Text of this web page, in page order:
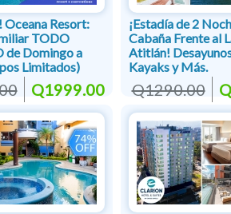
Oceana Resort:
TODO
de Domingo a
Limitados)
Q1999.00
¡Estadía de 2
Cabaña Frente al
Atitlán!
Kayaks y Más.
Q1290.00